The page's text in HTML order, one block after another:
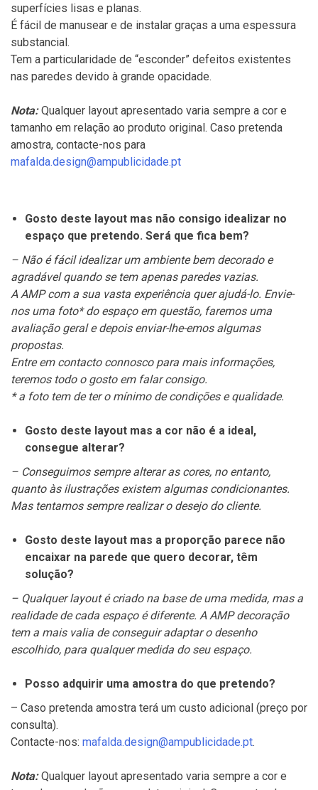
superfícies lisas e planas.
É fácil de manusear e de instalar graças a uma espessura
substancial.
Tem a particularidade de “esconder” defeitos existentes
nas paredes devido à grande opacidade.
Nota:Qualquer layout apresentado varia sempre a cor e
tamanho em relação ao produto original. Caso pretenda
amostra, contacte-nos para
mafalda.design@ampublicidade.pt
Gosto deste layout mas não consigo idealizar no
espaço que pretendo. Será que fica bem?
– Não é fácil idealizar um ambiente bem decorado e
agradável quando se tem apenas paredes vazias.
A AMP com a sua vasta experiência quer ajudá-lo. Envie-
nos uma foto* do espaço em questão, faremos uma
avaliação geral e depois enviar-lhe-emos algumas
propostas.
Entre em contacto connosco para mais informações,
teremos todo o gosto em falar consigo.
* a foto tem de ter o mínimo de condições e qualidade.
Gosto deste layout mas a cor não é a ideal,
consegue alterar?
– Conseguimos sempre alterar as cores, no entanto,
quanto às ilustrações existem algumas condicionantes.
Mas tentamos sempre realizar o desejo do cliente.
Gosto deste layout mas a proporção parece não
encaixar na parede que quero decorar, têm
solução?
– Qualquer layout é criado na base de uma medida, mas a
realidade de cada espaço é diferente. A AMP decoração
tem a mais valia de conseguir adaptar o desenho
escolhido, para qualquer medida do seu espaço.
Posso adquirir uma amostra do que pretendo?
– Caso pretenda amostra terá um custo adicional (preço por
consulta).
Contacte-nos: mafalda.design@ampublicidade.pt.
Nota:Qualquer layout apresentado varia sempre a cor e